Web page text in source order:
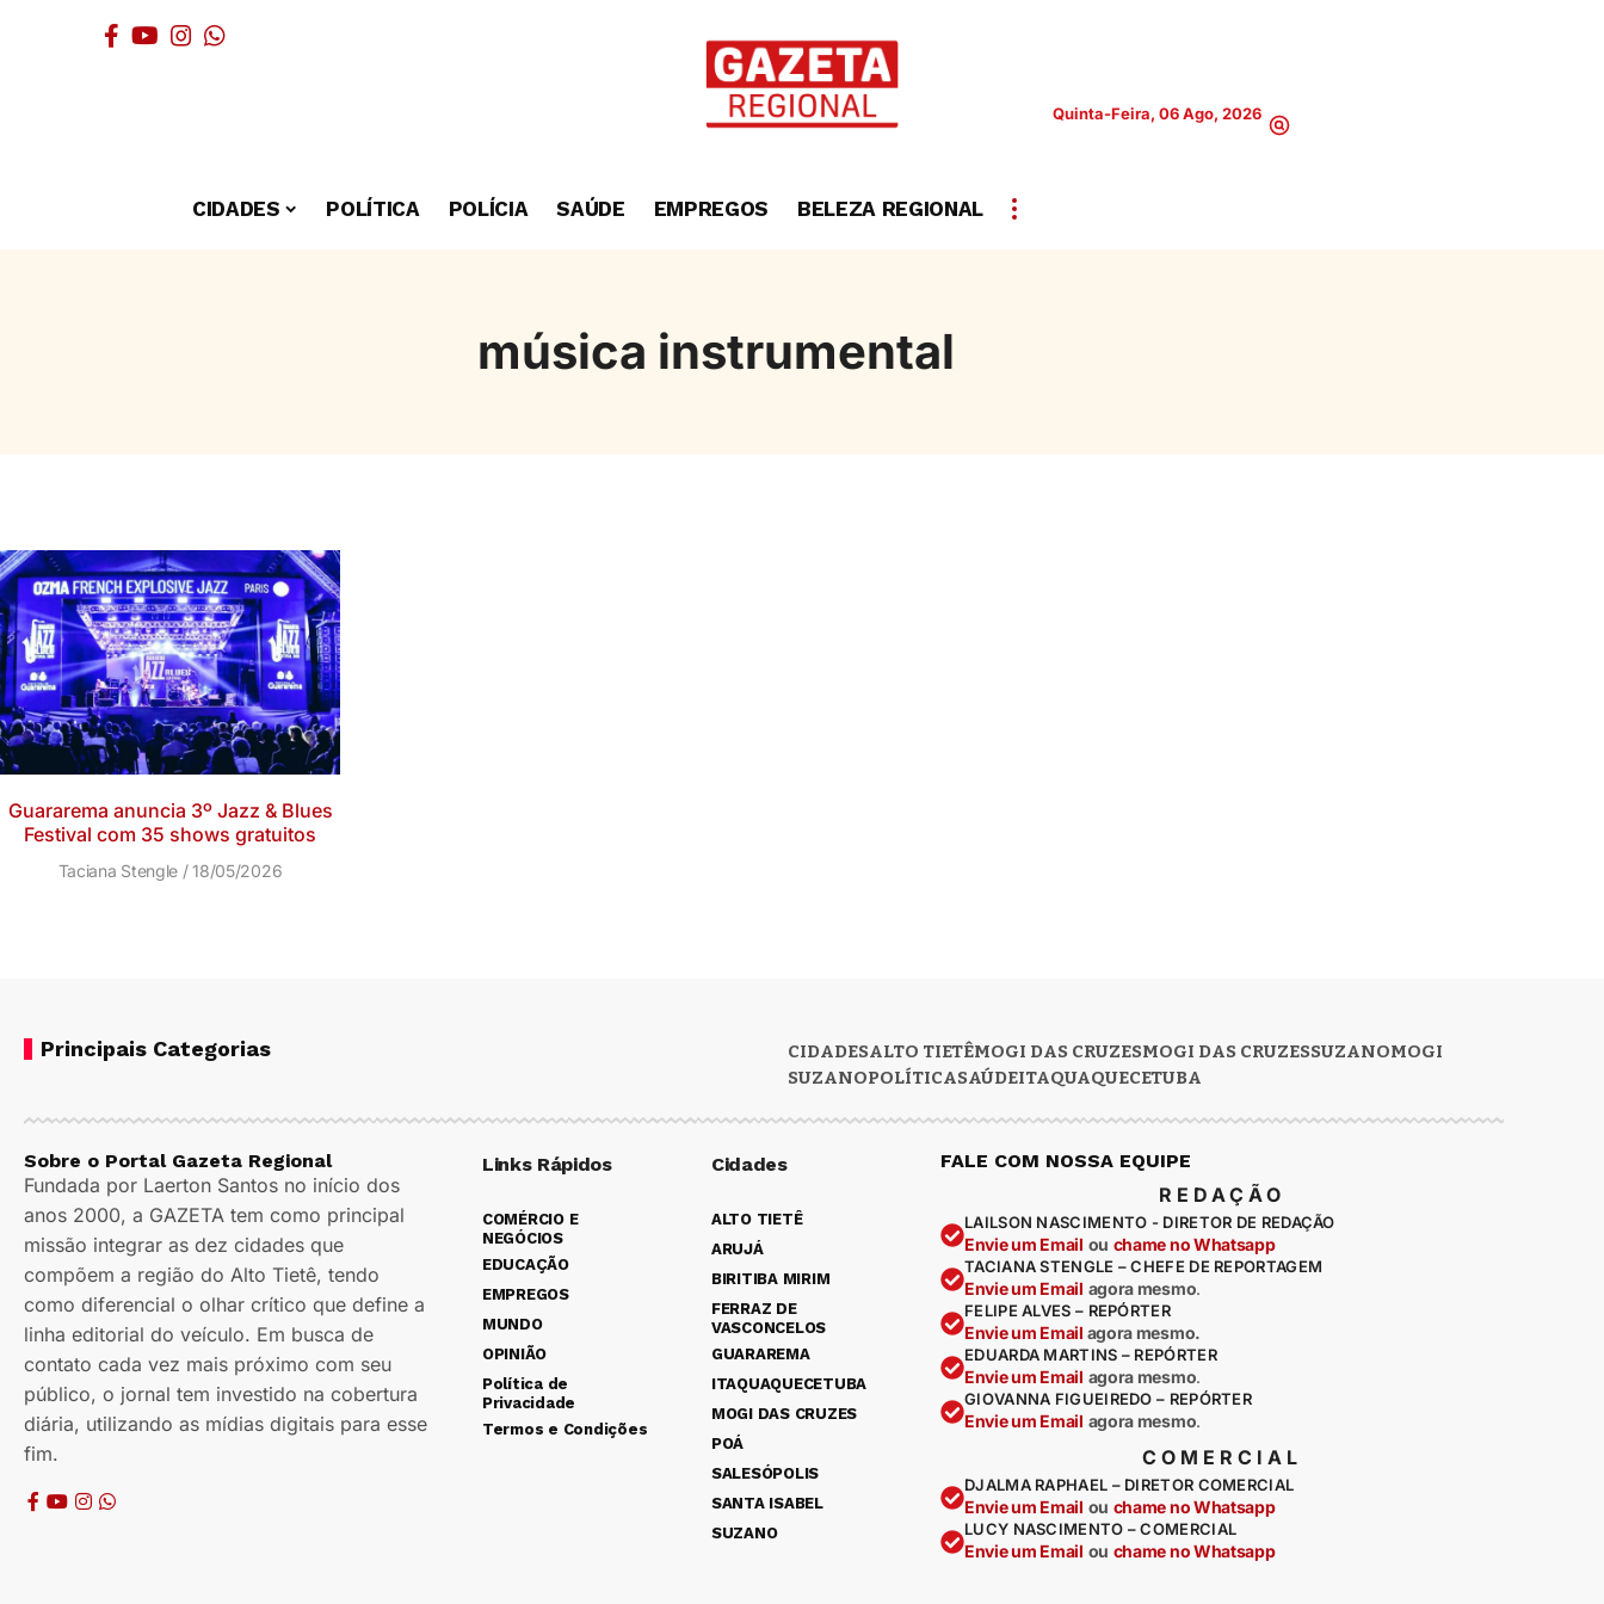
Quinta-Feira, 06 Ago, 2026
CIDADES POLÍTICA POLÍCIA SAÚDE EMPREGOS BELEZA REGIONAL
música instrumental
Guararema anuncia 3º Jazz & Blues
Festival com 35 shows gratuitos
Taciana Stengle 18/05/2026
Principais Categorias CIDADESALTO TIETÊMOGI DAS CRUZESMOGI DAS CRUZESSUZANOMOGI
SUZANOPOLÍTICASAÚDEITAQUAQUECETUBA
Sobre o Portal Gazeta Regional
Fundada por Laerton Santos no início dos
anos 2000, a GAZETA tem como principal
missão integrar as dez cidades que
compõem a região do Alto Tietê, tendo
como diferencial o olhar crítico que define a
linha editorial do veículo. Em busca de
contato cada vez mais próximo com seu
público, o jornal tem investido na cobertura
diária, utilizando as mídias digitais para esse
fim.
Links Rápidos
COMÉRCIO E
NEGÓCIOS
EDUCAÇÃO
EMPREGOS
MUNDO
OPINIÃO
Política de
Privacidade
Termos e Condições
Cidades
ALTO TIETÊ
ARUJÁ
BIRITIBA MIRIM
FERRAZ DE
VASCONCELOS
GUARAREMA
ITAQUAQUECETUBA
MOGI DAS CRUZES
POÁ
SALESÓPOLIS
SANTA ISABEL
SUZANO
FALE COM NOSSA EQUIPE
REDAÇÃO
LAILSON NASCIMENTO - DIRETOR DE REDAÇÃO
Envie um Email ou chame no Whatsapp
TACIANA STENGLE – CHEFE DE REPORTAGEM
Envie um Email agora mesmo.
FELIPE ALVES – REPÓRTER
Envie um Email agora mesmo.
EDUARDA MARTINS – REPÓRTER
Envie um Email agora mesmo.
GIOVANNA FIGUEIREDO – REPÓRTER
Envie um Email agora mesmo.
COMERCIAL
DJALMA RAPHAEL – DIRETOR COMERCIAL
Envie um Email ou chame no Whatsapp
LUCY NASCIMENTO – COMERCIAL
Envie um Email ou chame no Whatsapp